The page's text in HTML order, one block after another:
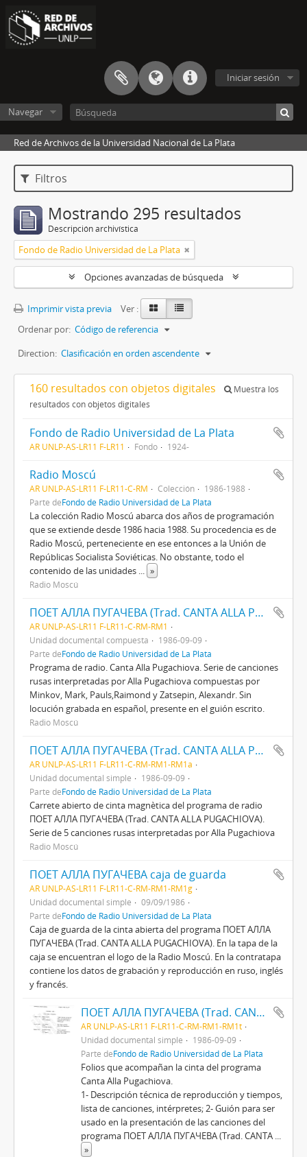
Iniciar sesión
Navegar
Red de Archivos de la Universidad Nacional de La Plata
Filtros
Mostrando 295 resultados
Descripción archivística
Fondo de Radio Universidad de La Plata
Opciones avanzadas de búsqueda
Imprimir vista previa
Ver :
Ordenar por: Código de referencia
Direction: Clasificación en orden ascendente
160 resultados con objetos digitales
Muestra los
resultados con objetos digitales
Fondo de Radio Universidad de La Plata
AR UNLP-AS-LR11 F-LR11 Fondo 1924-
Radio Moscú
AR UNLP-AS-LR11 F-LR11-C-RM Colección
1986-1988
Parte deFondo de Radio Universidad de La Plata
La colección Radio Moscú abarca dos años de programación
que se extiende desde 1986 hacia 1988. Su procedencia es de
Radio Moscú, perteneciente en ese entonces a la Unión de
Repúblicas Socialista Soviéticas. No obstante, todo el
contenido de las unidades ... »
Radio Moscú
ПОЕТ АЛЛА ПУГАЧЕВА (Trad. CANTA ALLA PUGACHIOVA)
AR UNLP-AS-LR11 F-LR11-C-RM-RM1
Unidad documental compuesta
1986-09-09
Parte deFondo de Radio Universidad de La Plata
Programa de radio. Canta Alla Pugachiova. Serie de canciones
rusas interpretadas por Alla Pugachiova compuestas por
Minkov, Mark, Pauls,Raimond y Zatsepin, Alexandr. Sin
locución grabada en español, presente en el guión escrito.
Radio Moscú
ПОЕТ АЛЛА ПУГАЧЕВА (Trad. CANTA ALLA PUGACHIOVA)
AR UNLP-AS-LR11 F-LR11-C-RM-RM1-RM1a
Unidad documental simple
1986-09-09
Parte deFondo de Radio Universidad de La Plata
Carrete abierto de cinta magnètica del programa de radio
ПОЕТ АЛЛА ПУГАЧЕВА (Trad. CANTA ALLA PUGACHIOVA).
Serie de 5 canciones rusas interpretadas por Alla Pugachiova
Radio Moscú
ПОЕТ АЛЛА ПУГАЧЕВА caja de guarda
AR UNLP-AS-LR11 F-LR11-C-RM-RM1-RM1g
Unidad documental simple
09/09/1986
Parte deFondo de Radio Universidad de La Plata
Caja de guarda de la cinta abierta del programa ПОЕТ АЛЛА
ПУГАЧЕВА (Trad. CANTA ALLA PUGACHIOVA). En la tapa de la
caja se encuentran el logo de la Radio Moscú. En la contratapa
contiene los datos de grabación y reproducción en ruso, inglés
y francés.
ПОЕТ АЛЛА ПУГАЧЕВА (Trad. CANTA ALLA PUGACHIOVA) texto 1986
AR UNLP-AS-LR11 F-LR11-C-RM-RM1-RM1t
Unidad documental simple
1986-09-09
Parte deFondo de Radio Universidad de La Plata
Folios que acompañan la cinta del programa
Canta Alla Pugachiova.
1- Descripción técnica de reproducción y tiempos,
lista de canciones, intérpretes; 2- Guión para ser
usado en la presentación de las canciones del
programa ПОЕТ АЛЛА ПУГАЧЕВА (Trad. CANTA ...
»